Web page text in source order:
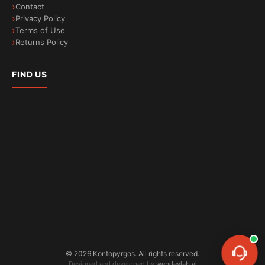
έτσι τη δημιουργία πάγου στο εσωτερικό της
Contact
Privacy Policy
Terms of Use
Returns Policy
FIND US
© 2026 Kontopyrgos. All rights reserved.